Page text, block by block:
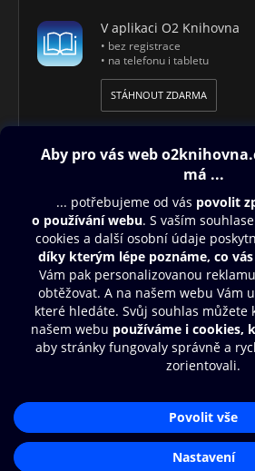
V aplikaci O2 Knihovna
• bez registrace
• na telefonu i tabletu
STÁHNOUT ZDARMA
Obsah ke stažení
Moje O2 Knihovna
Další zábava
© O2 Czech Republic a.s.
Zásady zpracování osobních údajů
Aplikace
Čti a